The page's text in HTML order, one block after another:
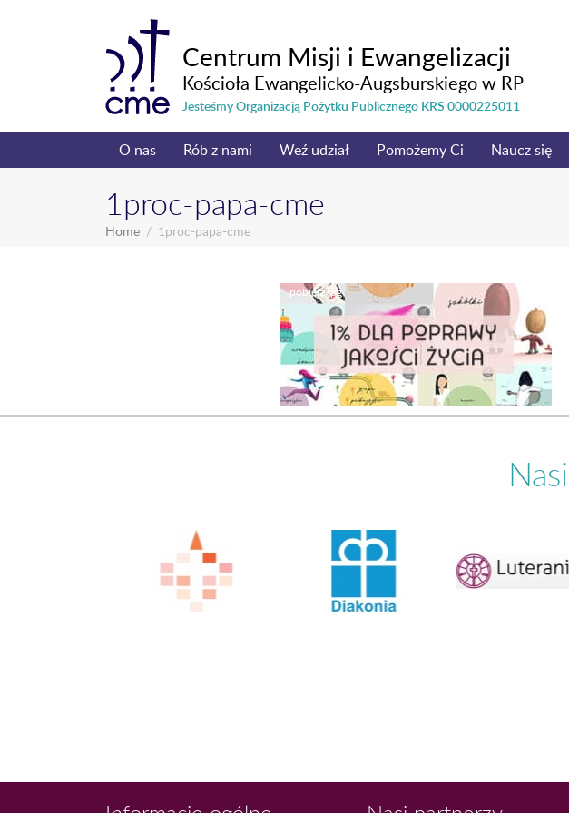
Centrum Misji i Ewangelizacji
Kościoła Ewangelicko-Augsburskiego w RP
Jesteśmy Organizacją Pożytku Publicznego KRS 0000225011
O nas Rób z nami Weź udział Pomożemy Ci Naucz się
1proc-papa-cme
Home 1proc-papa-cme